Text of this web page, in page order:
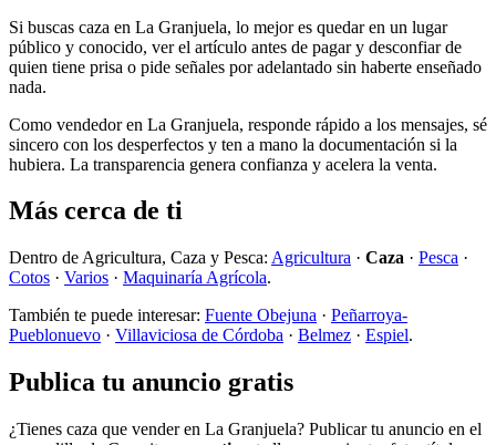
Si buscas caza en La Granjuela, lo mejor es quedar en un lugar
público y conocido, ver el artículo antes de pagar y desconfiar de
quien tiene prisa o pide señales por adelantado sin haberte enseñado
nada.
Como vendedor en La Granjuela, responde rápido a los mensajes, sé
sincero con los desperfectos y ten a mano la documentación si la
hubiera. La transparencia genera confianza y acelera la venta.
Más cerca de ti
Dentro de Agricultura, Caza y Pesca: Agricultura · Caza · Pesca ·
Cotos · Varios · Maquinaría Agrícola.
También te puede interesar: Fuente Obejuna · Peñarroya-
Pueblonuevo · Villaviciosa de Córdoba · Belmez · Espiel.
Publica tu anuncio gratis
¿Tienes caza que vender en La Granjuela? Publicar tu anuncio en el